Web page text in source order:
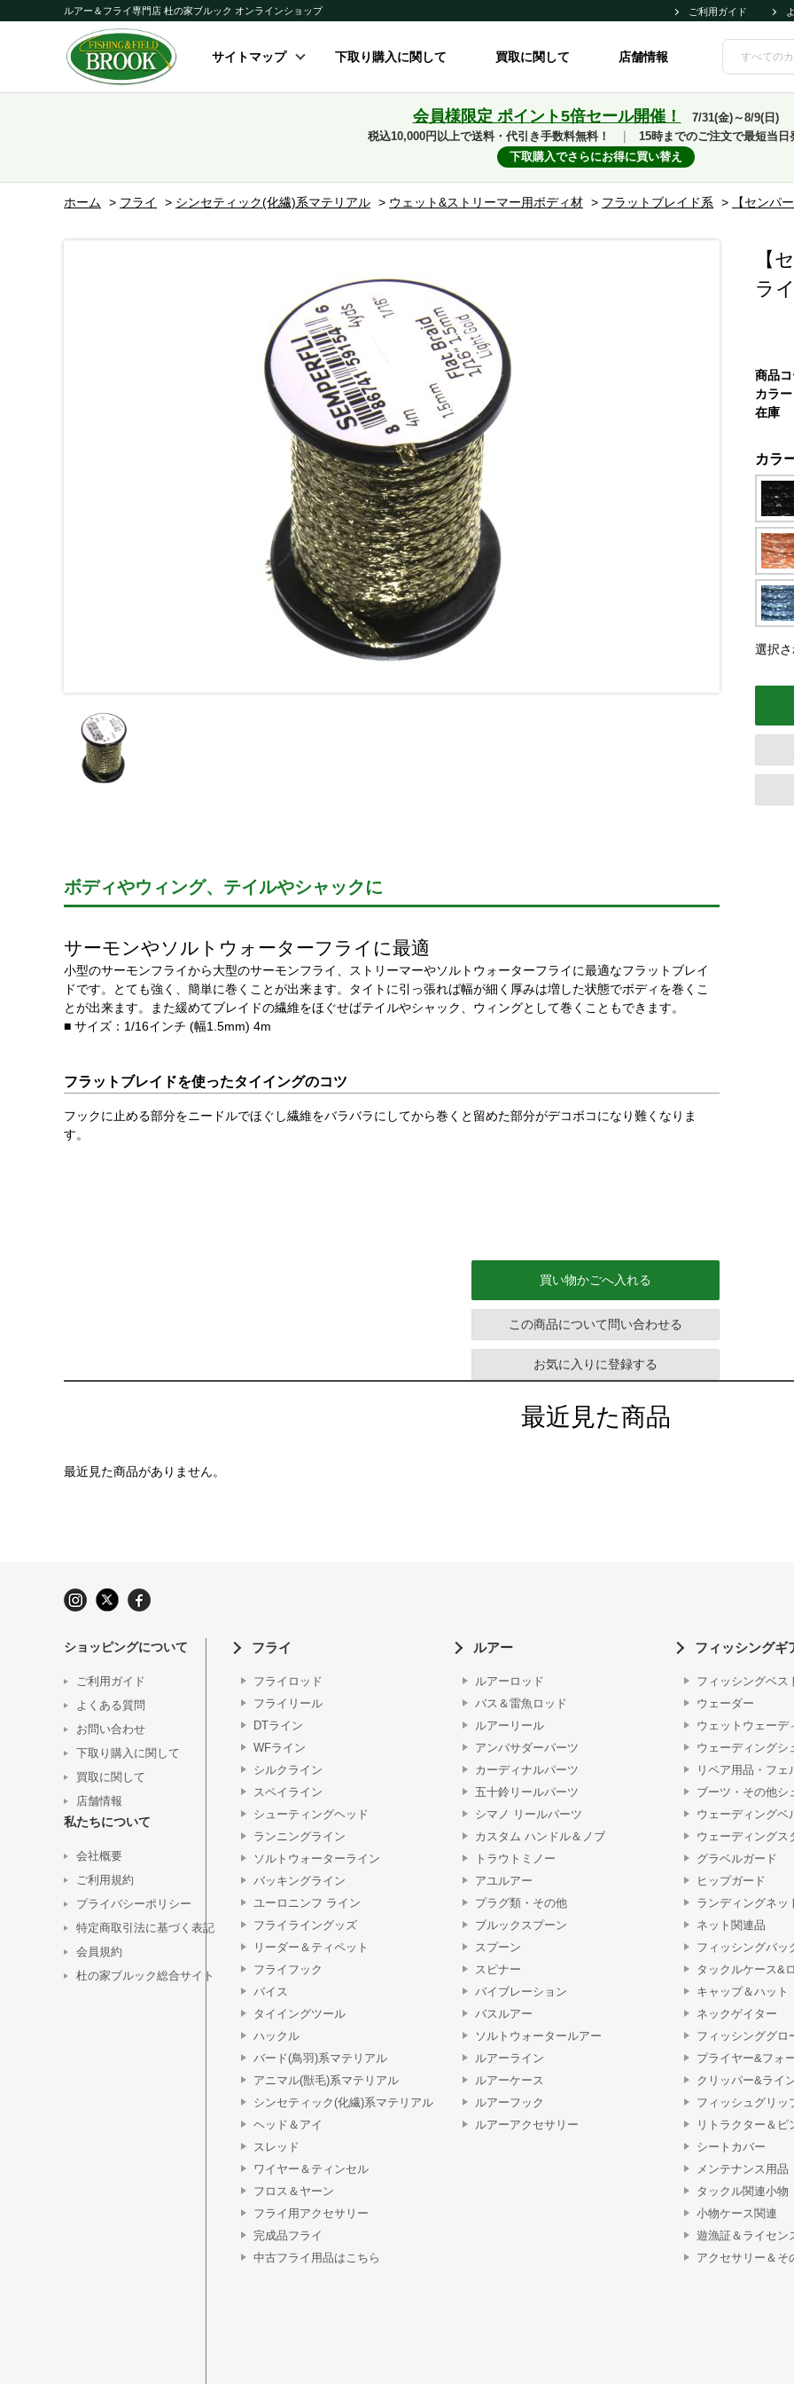
ルアー＆フライ専門店 杜の家ブルック オンラインショップ ご利用ガイド
サイトマップ 下取り購入に関して 買取に関して 店舗情報
会員様限定 ポイント5倍セール開催！
7/31(金)～8/9(日)
税込10,000円以上で送料・代引き手数料無料！
15時までのご注文で最短当日
下取購入でさらにお得に買い替え
ホーム > フライ > シンセティック(化繊)系マテリアル > ウェット&ストリーマー用ボディ材 > フラットブレイド系 > 【センパ
ボディやウィング、テイルやシャックに
サーモンやソルトウォーターフライに最適
小型のサーモンフライから大型のサーモンフライ、ストリーマーやソルトウォーターフライに最適なフラットブレイ
ドです。とても強く、簡単に巻くことが出来ます。タイトに引っ張れば幅が細く厚みは増した状態でボディを巻くこ
とが出来ます。また緩めてブレイドの繊維をほぐせばテイルやシャック、ウィングとして巻くこともできます。
■ サイズ：1/16インチ (幅1.5mm) 4m
フラットブレイドを使ったタイイングのコツ
フックに止める部分をニードルでほぐし繊維をバラバラにしてから巻くと留めた部分がデコボコになり難くなりま
す。
【
ラ
商品
カラー
在庫
カラ
選択
買い物かごへ入れる
この商品について問い合わせる
お気に入りに登録する
最近見た商品
最近見た商品がありません。
ショッピングについて
ご利用ガイド
よくある質問
お問い合わせ
下取り購入に関して
買取に関して
店舗情報
私たちについて
会社概要
ご利用規約
プライバシーポリシー
特定商取引法に基づく表記
会員規約
杜の家ブルック総合サイト
フライ
フライロッド
フライリール
DTライン
WFライン
シルクライン
スペイライン
シューティングヘッド
ランニングライン
ソルトウォーターライン
バッキングライン
ユーロニンフ ライン
フライライングッズ
リーダー＆ティペット
フライフック
バイス
タイイングツール
ハックル
バード(鳥羽)系マテリアル
アニマル(獣毛)系マテリアル
シンセティック(化繊)系マテリアル
ヘッド＆アイ
スレッド
ワイヤー＆ティンセル
フロス＆ヤーン
フライ用アクセサリー
完成品フライ
中古フライ用品はこちら
ルアー
ルアーロッド
バス＆雷魚ロッド
ルアーリール
アンバサダーパーツ
カーディナルパーツ
五十鈴リールパーツ
シマノ リールパーツ
カスタム ハンドル＆ノブ
トラウトミノー
アユルアー
プラグ類・その他
ブルックスプーン
スプーン
スピナー
バイブレーション
バスルアー
ソルトウォータールアー
ルアーライン
ルアーケース
ルアーフック
ルアーアクセサリー
フィッシングギ
フィッシングベス
ウェーダー
ウェットウェーデ
ウェーディングシ
リペア用品・フェ
ブーツ・その他シ
ウェーディングベ
ウェーディングス
グラベルガード
ヒップガード
ランディングネッ
ネット関連品
フィッシングバッ
タックルケース&
キャップ＆ハット
ネックゲイター
フィッシンググロ
プライヤー&フォ
クリッパー&ライ
フィッシュグリッ
リトラクター＆ピ
シートカバー
メンテナンス用品
タックル関連小物
小物ケース関連
遊漁証＆ライセン
アクセサリー＆そ